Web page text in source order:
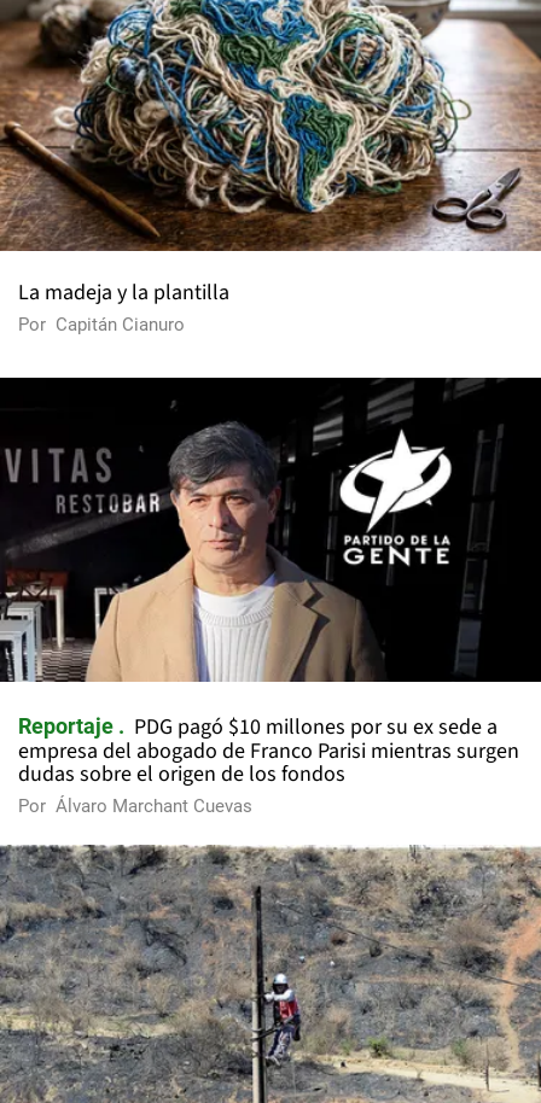
La madeja y la plantilla
Por Capitán Cianuro
Reportaje
PDG pagó $10 millones por su ex sede a
empresa del abogado de Franco Parisi mientras surgen
dudas sobre el origen de los fondos
Por Álvaro Marchant Cuevas